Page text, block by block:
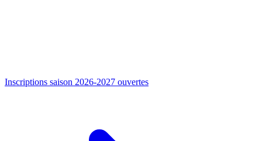
Inscriptions saison 2026-2027 ouvertes